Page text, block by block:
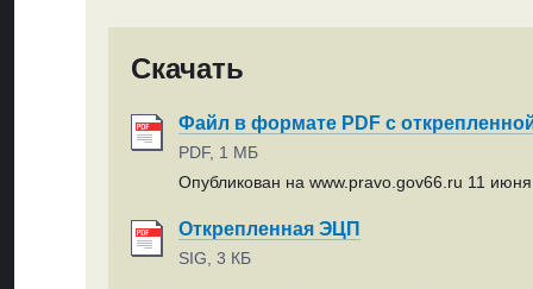
Скачать
Файл в формате PDF с
PDF, 1 МБ
Опубликован на www.pravo.gov66.ru 11 июня
Открепленная ЭЦП
SIG, 3 КБ